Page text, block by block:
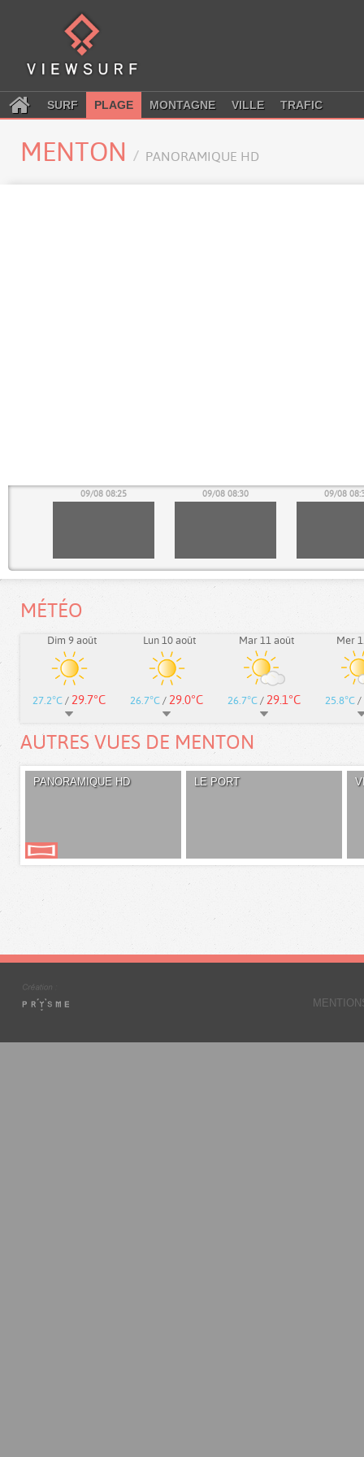
SURF PLAGE MONTAGNE VILLE TRAFIC
MENTON PANORAMIQUE HD
09/08 08:25 09/08 08:30 09/08
MÉTÉO
Dim 9 août
27.2°C / 29.7°C
Lun 10 août
26.7°C / 29.0°C
Mar 11 août
26.7°C / 29.1°C
Mer
25.8°C /
AUTRES VUES DE MENTON
PANORAMIQUE HD LE PORT